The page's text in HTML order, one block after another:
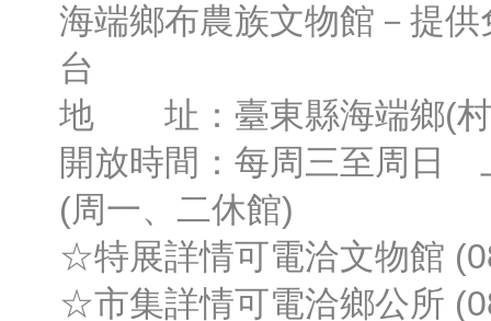
海端鄉布農族文物館－提
台
地 址：臺東縣海端鄉(村
開放時間：每周三至周日
(周一、二休館)
☆特展詳情可電洽文物館
☆市集詳情可電洽鄉公所